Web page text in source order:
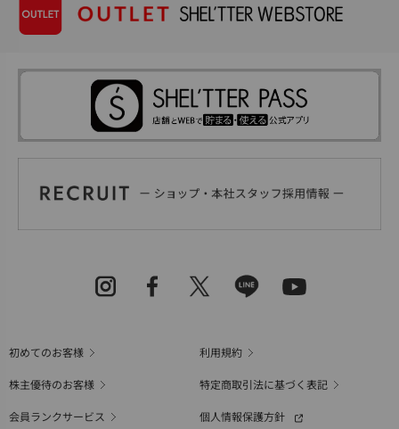
初めてのお客様
利用規約
株主優待のお客様
特定商取引法に基づく表記
会員ランクサービス
個人情報保護方針